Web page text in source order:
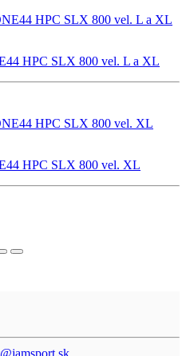
HPC SLX 800 vel. L a XL
HPC SLX 800 vel. XL